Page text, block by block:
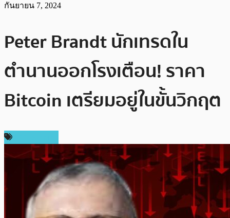
กันยายน 7, 2024
Peter Brandt นักเทรดใน
ตำนานออกโรงเตือน! ราคา
Bitcoin เตรียมอยู่ในขั้นวิกฤต